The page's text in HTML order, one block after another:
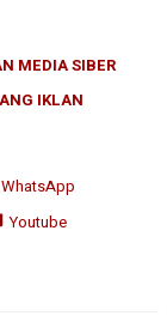
MEDIA SIBER
IKLAN
WhatsApp
Youtube